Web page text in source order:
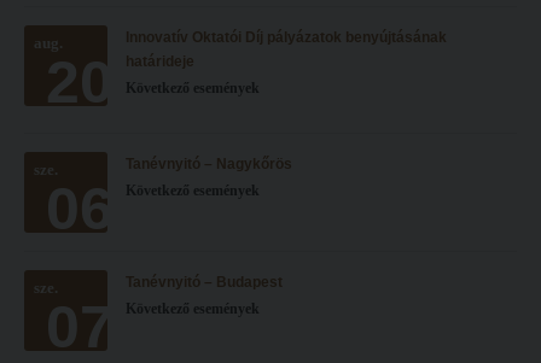
aug.
20
Innovatív Oktatói Díj pályázatok benyújtásának
határideje
Következő események
sze.
06
Tanévnyitó – Nagykőrös
Következő események
sze.
07
Tanévnyitó – Budapest
Következő események